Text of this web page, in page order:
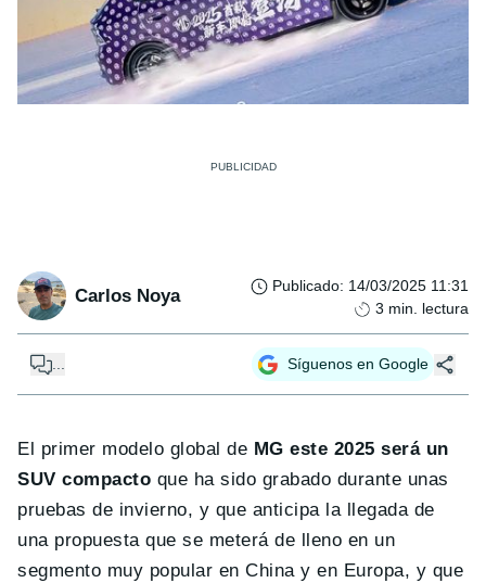
Carlos Noya Publicado: 14/03/2025 11:31
3 min. lectura
... Síguenos en Google
El primer modelo global de MG este 2025 será un
SUV compacto que ha sido grabado durante unas
pruebas de invierno, y que anticipa la llegada de
una propuesta que se meterá de lleno en un
segmento muy popular en China y en Europa, y que